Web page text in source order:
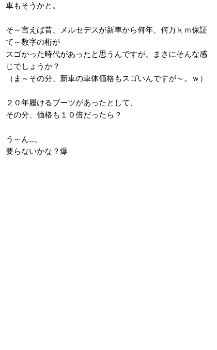
車もそうかと。
そ～言えば昔、メルセデスが新車から何年、何万ｋｍ保証
て～数字の桁が
スゴかった時代があったと思うんですが、まさにそんな感
じでしょうか？
（ま～その分、新車の車体価格もスゴいんですが～。ｗ）
２０年履けるブーツがあったとして、
その分、価格も１０倍だったら？
う～ん...。
要らないかな？爆